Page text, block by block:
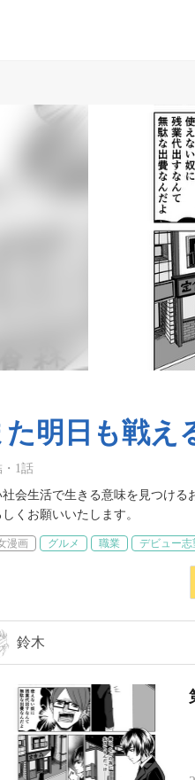
た明日も戦え
・ 1話
会生活で生きる意味を見つける
漫画 グルメ 職業 デビュー志
鈴木